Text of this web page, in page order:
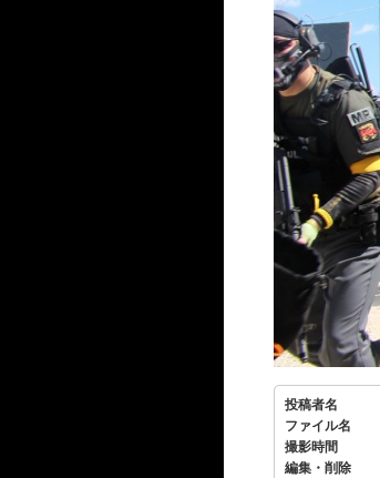
投稿者名
ファイル名
撮影時間
編集・削除